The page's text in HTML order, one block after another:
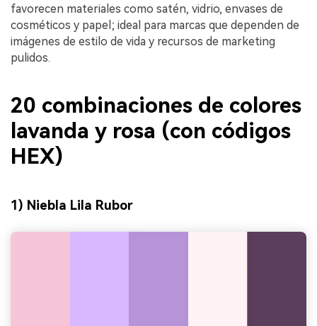
favorecen materiales como satén, vidrio, envases de
cosméticos y papel; ideal para marcas que dependen de
imágenes de estilo de vida y recursos de marketing
pulidos.
20 combinaciones de colores
lavanda y rosa (con códigos
HEX)
1) Niebla Lila Rubor